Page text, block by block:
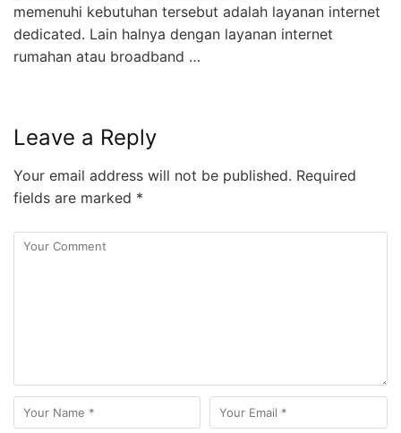
memenuhi kebutuhan tersebut adalah layanan internet
dedicated. Lain halnya dengan layanan internet
rumahan atau broadband …
Leave a Reply
Your email address will not be published. Required
fields are marked *